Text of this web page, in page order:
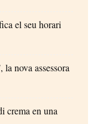
el seu horari
nova assessora
crema en una